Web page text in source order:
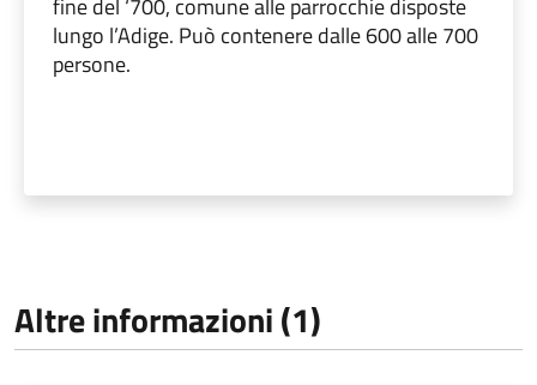
lungo l’Adige. Può contenere dalle 600 alle 700
persone.
Altre informazioni (1)